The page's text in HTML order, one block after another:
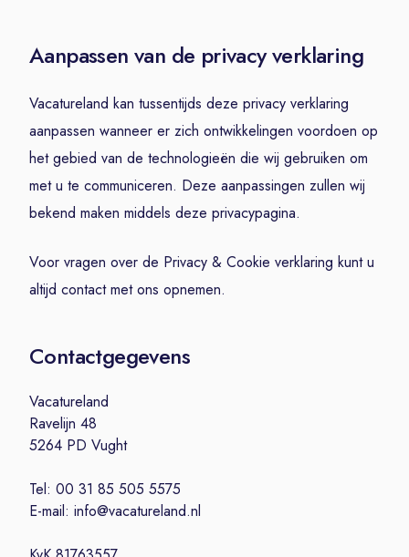
Aanpassen van de privacy verklaring
Vacatureland kan tussentijds deze privacy verklaring
aanpassen wanneer er zich ontwikkelingen voordoen op
het gebied van de technologieën die wij gebruiken om
met u te communiceren. Deze aanpassingen zullen wij
bekend maken middels deze privacypagina.
Voor vragen over de Privacy & Cookie verklaring kunt u
altijd contact met ons opnemen.
Contactgegevens
Vacatureland
Ravelijn 48
5264 PD Vught
Tel: 00 31 85 505 5575
E-mail: info@vacatureland.nl